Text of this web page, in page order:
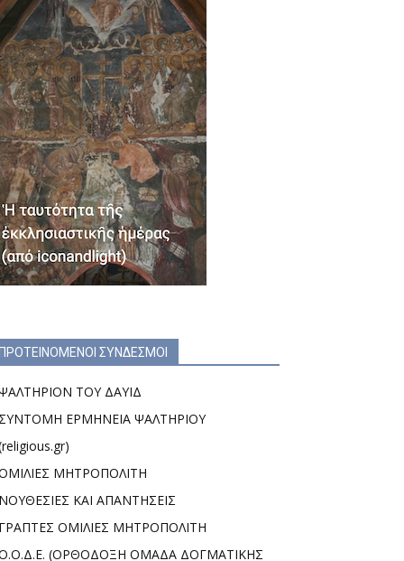
ΠΡΟΤΕΙΝΟΜΕΝΟΙ ΣΥΝΔΕΣΜΟΙ
ΤΟΥ ΔΑΥΙΔ
ΣΥΝΤΟΜΗ ΕΡΜΗΝΕΙΑ ΨΑΛΤΗΡΙΟΥ
ΜΗΤΡΟΠΟΛΙΤΗ
ΝΟΥΘΕΣΙΕΣ ΚΑΙ ΑΠΑΝΤΗΣΕΙΣ
ΓΡΑΠΤΕΣ ΟΜΙΛΙΕΣ ΜΗΤΡΟΠΟΛΙΤΗ
(ΟΡΘΟΔΟΞΗ ΟΜΑΔΑ ΔΟΓΜΑΤΙΚΗΣ